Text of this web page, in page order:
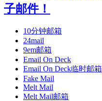
子邮件！
10分钟邮箱
24mail
9em邮箱
Email On Deck
Email On Deck临时邮箱
Fake Mail
Melt Mail
Melt Mail邮箱